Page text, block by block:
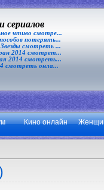
сериалов
чтиво смотре...
потерять...
смотреть ...
2014 смотрет...
2014 смотреть...
смотреть онла...
Кино онлайн